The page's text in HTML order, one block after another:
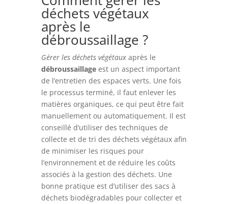
déchets végétaux
après le
débroussaillage ?
Gérer les déchets végétauxaprès le
débroussaillageest un aspect important
de l’entretien des espaces verts. Une fois
le processus terminé, il faut enlever les
matières organiques, ce qui peut être fait
manuellement ou automatiquement. Il est
conseillé d’utiliser des techniques de
collecte et de tri des déchets végétaux afin
de minimiser les risques pour
l’environnement et de réduire les coûts
associés à la gestion des déchets. Une
bonne pratique est d’utiliser des sacs à
déchets biodégradables pour collecter et